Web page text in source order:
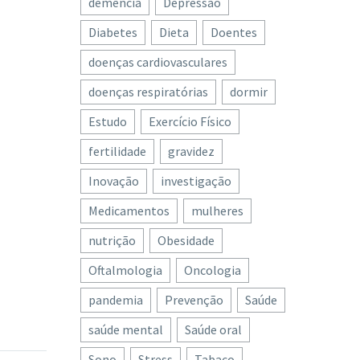
Diabetes
Dieta
Doentes
doenças cardiovasculares
doenças respiratórias
dormir
Estudo
Exercício Físico
fertilidade
gravidez
Inovação
investigação
Medicamentos
mulheres
nutrição
Obesidade
Oftalmologia
Oncologia
pandemia
Prevenção
Saúde
saúde mental
Saúde oral